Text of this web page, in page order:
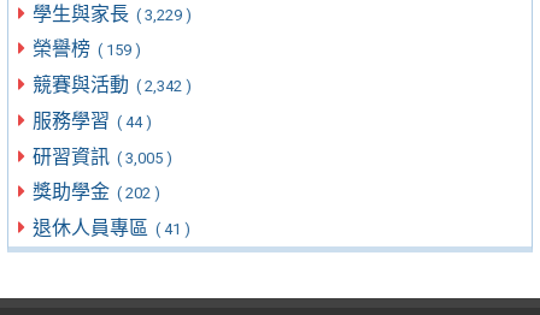
學生與家長 ( 3,229 )
榮譽榜 ( 159 )
競賽與活動 ( 2,342 )
服務學習 ( 44 )
研習資訊 ( 3,005 )
獎助學金 ( 202 )
退休人員專區 ( 41 )